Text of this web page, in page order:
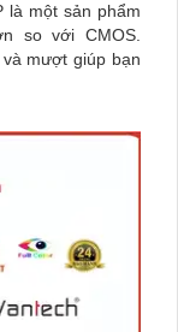
là một sản phẩm
so với CMOS.
mượt giúp bạn